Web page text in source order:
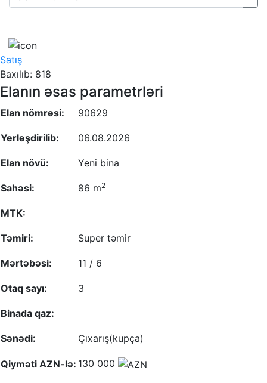
Satış
Baxılıb: 818
Elanın əsas parametrləri
Elan nömrəsi: 90629
Yerləşdirilib: 06.08.2026
Elan növü: Yeni bina
Sahəsi: 86 m2
MTK:
Təmiri: Super təmir
Mərtəbəsi: 11 / 6
Otaq sayı: 3
Binada qaz:
Sənədi: Çıxarış(kupça)
Qiyməti AZN-lə: 130 000